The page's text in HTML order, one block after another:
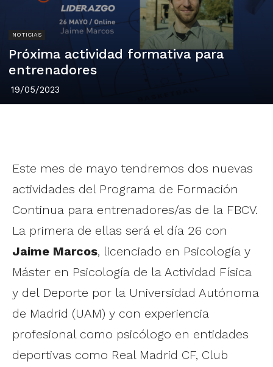
NOTICIAS
Próxima actividad formativa para
entrenadores
19/05/2023
Este mes de mayo tendremos dos nuevas
actividades del Programa de Formación
Continua para entrenadores/as de la FBCV.
La primera de ellas será el día 26 con
Jaime Marcos, licenciado en Psicología y
Máster en Psicología de la Actividad Física
y del Deporte por la Universidad Autónoma
de Madrid (UAM) y con experiencia
profesional como psicólogo en entidades
deportivas como Real Madrid CF, Club